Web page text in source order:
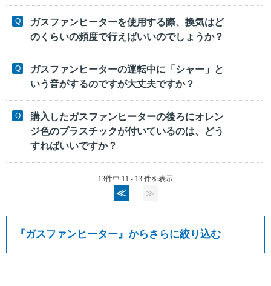
ガスファンヒーターを使用する際、換気はど
のくらいの頻度で行えばいいのでしょうか？
ガスファンヒーターの運転中に「シャー」と
いう音がするのですが大丈夫ですか？
購入したガスファンヒーターの後ろにオレン
ジ色のプラスチックが付いているのは、どう
すればいいですか？
13件中 11 - 13 件を表示
≪ ≫
『ガスファンヒーター 』からさらに絞り込む